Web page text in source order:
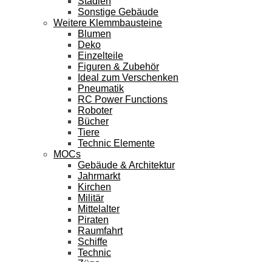
Sonstige Gebäude
Weitere Klemmbausteine
Blumen
Deko
Einzelteile
Figuren & Zubehör
Ideal zum Verschenken
Pneumatik
RC Power Functions
Roboter
Bücher
Tiere
Technic Elemente
MOCs
Gebäude & Architektur
Jahrmarkt
Kirchen
Militär
Mittelalter
Piraten
Raumfahrt
Schiffe
Technic